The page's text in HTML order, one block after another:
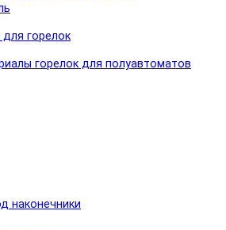
горелок
горелок для полуавтоматов
наконечники